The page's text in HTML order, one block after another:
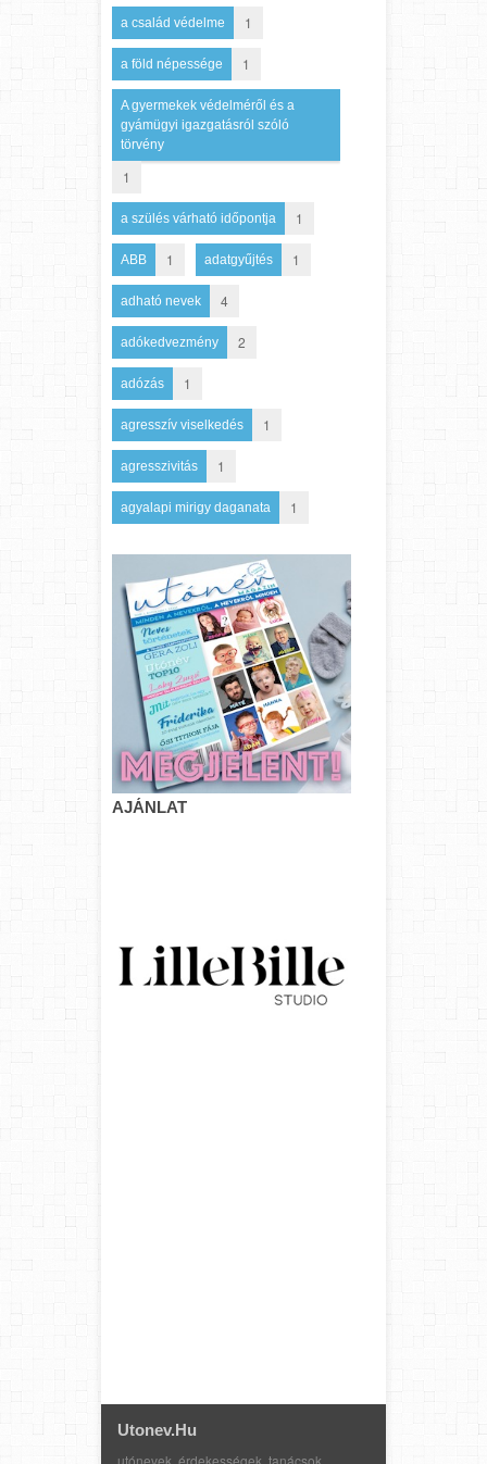
a család védelme 1
a föld népessége 1
A gyermekek védelméről és a
gyámügyi igazgatásról szóló
törvény
1
a szülés várható időpontja 1
ABB 1 adatgyűjtés 1
adható nevek 4
adókedvezmény 2
adózás 1
agresszív viselkedés 1
agresszivitás 1
agyalapi mirigy daganata 1
AJÁNLAT
Utonev.hu
utónevek, érdekességek, tanácsok,